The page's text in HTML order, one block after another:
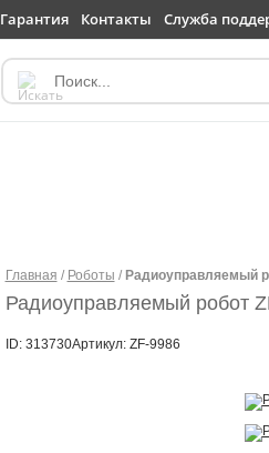
Гарантия Контакты Служба
Главная / Роботы / Радиоуправляемый
Радиоуправляемый робот
ID: 313730Артикул: ZF-9986